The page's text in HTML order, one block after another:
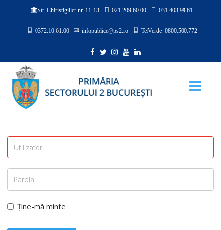
Str. Chiristigiilor nr. 11-13 021.209.60.00 031.403.99.61
0372.10.61.00 infopublice@ps2.ro TelVerde 0800.500.772
Ține-mă minte